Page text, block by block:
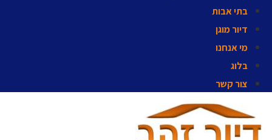
בתי אבות
דיור מוגן
מי אנחנו
בלוג
צור קשר